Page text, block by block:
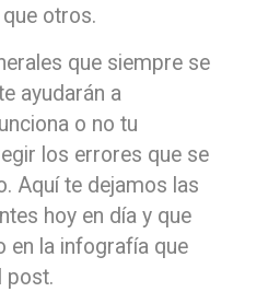
otros.
que siempre se
ayudarán a
o no tu
los errores que se
Aquí te dejamos las
hoy en día y que
en la infografía que
post.